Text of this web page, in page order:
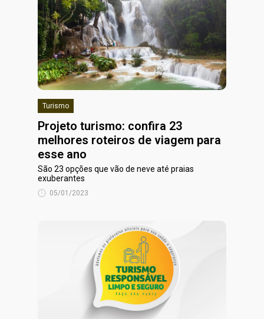
Turismo
Projeto turismo: confira 23
melhores roteiros de viagem para
esse ano
São 23 opções que vão de neve até praias
exuberantes
05/01/2023